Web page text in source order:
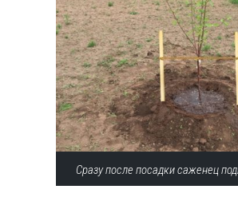
Сразу после посадки саженец